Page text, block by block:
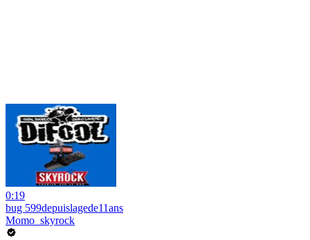
0:19
bug 599depuislagede11ans
Momo_skyrock